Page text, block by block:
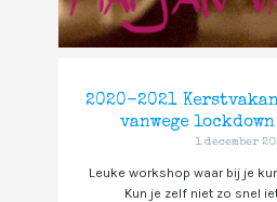
2020-2021
vanwege lockdown
1 december
Leuke workshop waar bij je
Kun je zelf niet zo snel